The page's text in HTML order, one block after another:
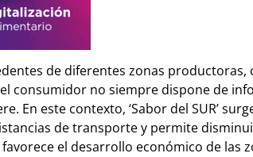
de diferentes zonas productoras,
consumidor no siempre dispone de
En este contexto, ‘Sabor del SUR’
de transporte y permite
el desarrollo económico de las